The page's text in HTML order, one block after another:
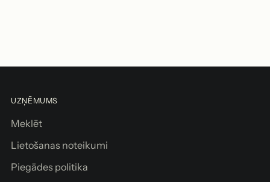
i
o
t
r
o
UZŅĒMUMS
Meklēt
Lietošanas noteikumi
Piegādes politika